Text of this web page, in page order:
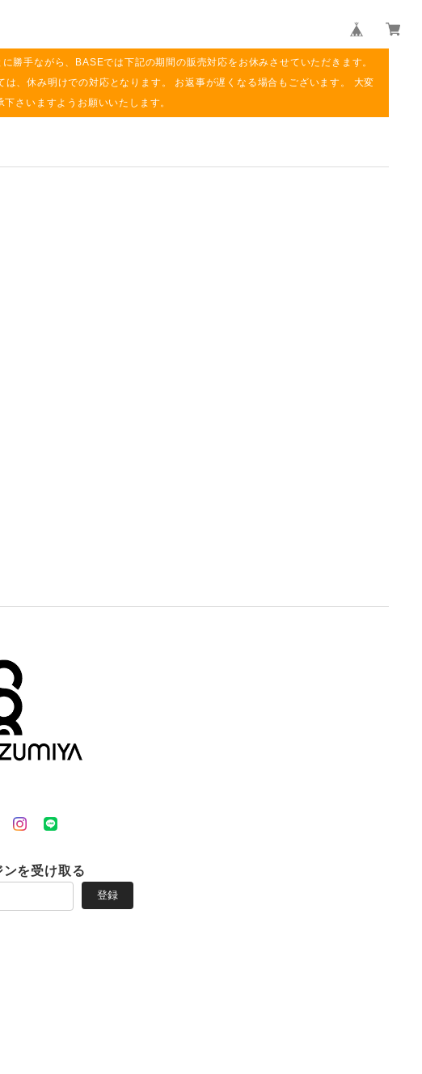
手ながら、BASEでは下記の期間の販売対応をお休みさせていただきます。
、休み明けでの対応となります。 お返事が遅くなる場合もございます。 大変
さいますようお願いいたします。
ンを受け取る
登録